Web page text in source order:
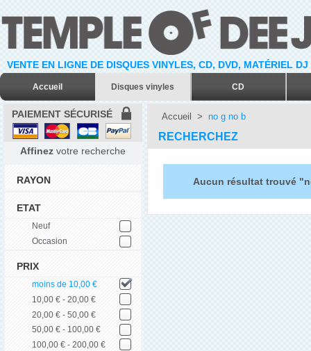
VENTE EN LIGNE DE DISQUES VINYLES, CD, DVD, MATÉRIEL
Accueil Disques vinyles CD
PAIEMENT SÉCURISÉ
Affinez votre recherche
RAYON
ETAT
Neuf
Occasion
PRIX
moins de 10,00 €
10,00 € - 20,00 €
20,00 € - 50,00 €
50,00 € - 100,00 €
100,00 € - 200,00 €
Accueil > no g no b
RECHERCHEZ
Aucun résultat trouvé